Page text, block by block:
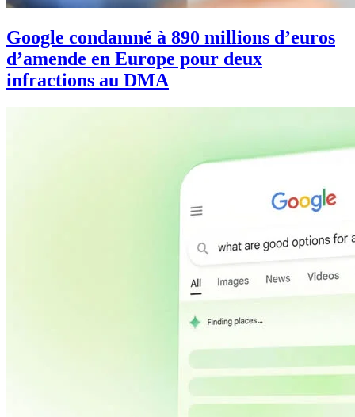
Google condamné à 890 millions d’euros
d’amende en Europe pour deux
infractions au DMA